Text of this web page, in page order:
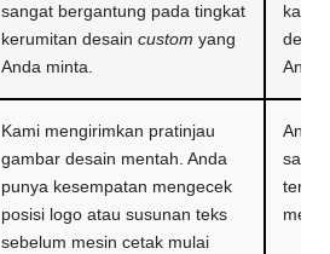
sangat bergantung pada tingkat
kerumitan desain custom yang
Anda minta.
Anda.
Kami mengirimkan pratinjau
gambar desain mentah. Anda
punya kesempatan mengecek
posisi logo atau susunan teks
sebelum mesin cetak mulai
Anda
salah